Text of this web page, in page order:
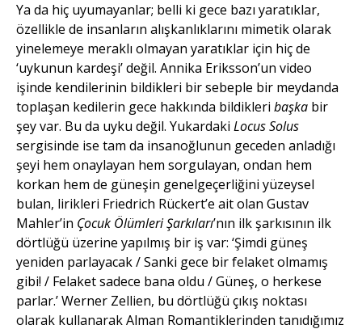
Ya da hiç uyumayanlar; belli ki gece bazı yaratıklar,
özellikle de insanların alışkanlıklarını mimetik olarak
yinelemeye meraklı olmayan yaratıklar için hiç de
‘uykunun kardeşi’ değil. Annika Eriksson’un video
işinde kendilerinin bildikleri bir sebeple bir meydanda
toplaşan kedilerin gece hakkında bildikleri başka bir
şey var. Bu da uyku değil. Yukardaki Locus Solus
sergisinde ise tam da insanoğlunun geceden anladığı
şeyi hem onaylayan hem sorgulayan, ondan hem
korkan hem de güneşin genelgeçerliğini yüzeysel
bulan, lirikleri Friedrich Rückert’e ait olan Gustav
Mahler’in Çocuk Ölümleri Şarkıları’nın ilk şarkısının ilk
dörtlüğü üzerine yapılmış bir iş var: ‘Şimdi güneş
yeniden parlayacak / Sanki gece bir felaket olmamış
gibi! / Felaket sadece bana oldu / Güneş, o herkese
parlar.’ Werner Zellien, bu dörtlüğü çıkış noktası
olarak kullanarak Alman Romantiklerinden tanıdığımız